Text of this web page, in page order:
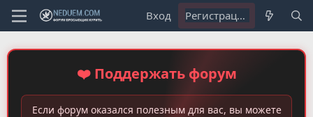
Вход Регистрация
❤️ Поддержать форум
Если форум оказался полезным для вас, вы можете